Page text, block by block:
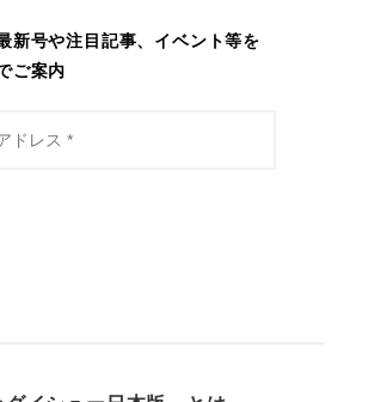
新号や注目記事、イベント等を
ご案内